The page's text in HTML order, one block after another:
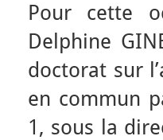
Pour cette
Delphine
doctorat sur
en commun
1, sous la